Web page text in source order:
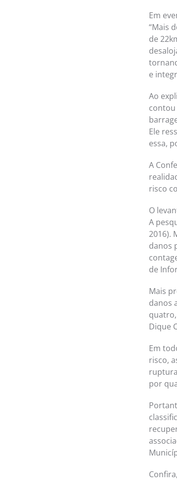
Em
“Mais
de
e
Ao
contou
Ele
essa,
A
risco
O
A
2016).
danos
de
Mais
danos
Dique
Em
risco,
por